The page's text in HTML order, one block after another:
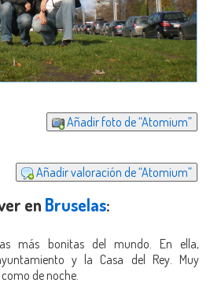
Añadir foto de “Atomium”
Añadir valoración de “Atomium”
en Bruselas:
más bonitas del mundo. En ella,
y la Casa del Rey. Muy
de noche.